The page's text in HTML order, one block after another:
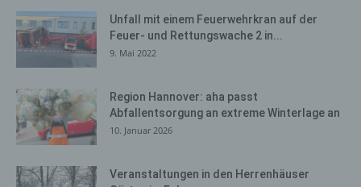
Unfall mit einem Feuerwehrkran auf der
Feuer- und Rettungswache 2 in...
9. Mai 2022
Region Hannover: aha passt
Abfallentsorgung an extreme Winterlage an
10. Januar 2026
Veranstaltungen in den Herrenhäuser
System verwendete Betriebssystem, (3) die
Internetseite, von welcher ein zugreifendes System auf
unsere Internetseite gelangt (sogenannte Referrer), (4)
System auf unserer Internetseite angesteuert werden,
(5) das Datum und die Uhrzeit eines Zugriffs auf die
Internetseite, (6) eine Internet-Protokoll-Adresse (IP-
Adresse), (7) der Internet-Service-Provider des
zugreifenden Systems und (8) sonstige ähnliche Daten
und Informationen, die der Gefahrenabwehr im Falle von